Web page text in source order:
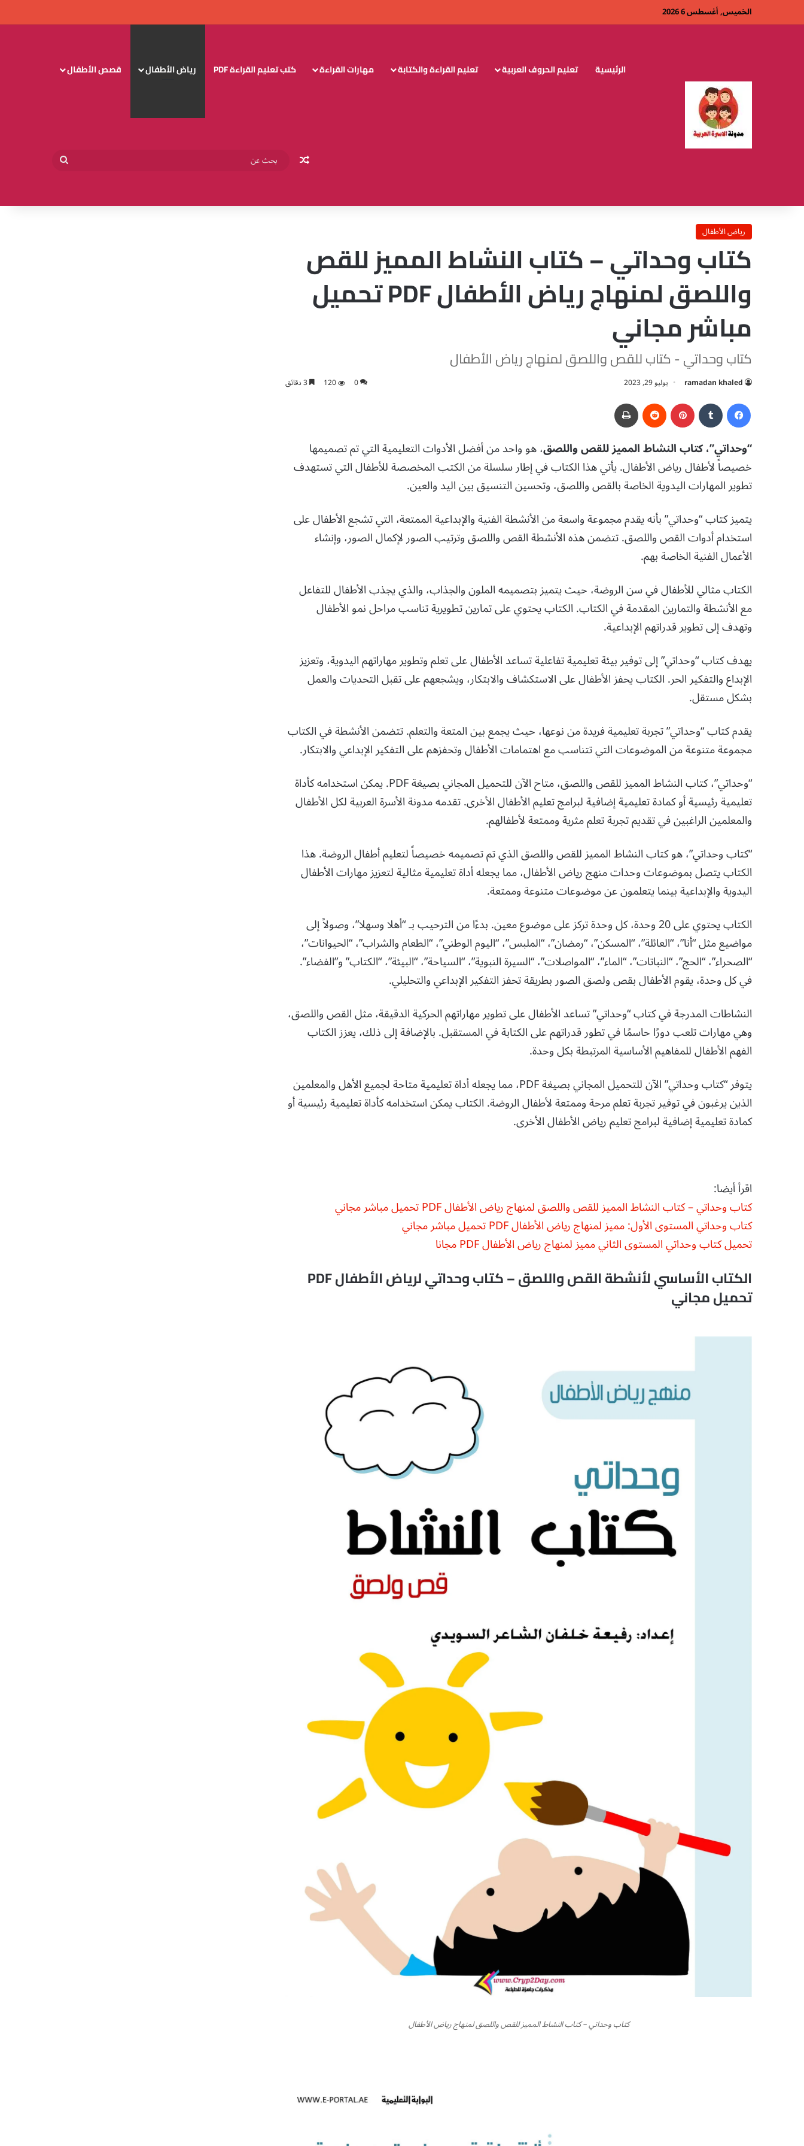
الخميس, أغسطس 6 2026
الرئيسية تعليم الحروف العربية تعليم القراءة والكتابة مهارات القراءة كتب تعليم القراءة PDF رياض الأطفال قصص الأطفال
مقال عشوائي
رياض الأطفال
كتاب وحداتي – كتاب النشاط المميز للقص
واللصق لمنهاج رياض الأطفال PDF تحميل
مباشر مجاني
كتاب وحداتي - كتاب للقص واللصق لمنهاج رياض الأطفال
ramadan khaled يوليو 29, 2023 0
120
بينتيريست
“وحداتي”، كتاب النشاط المميز للقص واللصق، هو واحد من أفضل الأدوات التعليمية التي تم تصميمها
خصيصاً لأطفال رياض الأطفال. يأتي هذا الكتاب في إطار سلسلة من الكتب المخصصة للأطفال التي تستهدف
تطوير المهارات اليدوية الخاصة بالقص واللصق، وتحسين التنسيق بين اليد والعين.
يتميز كتاب “وحداتي” بأنه يقدم مجموعة واسعة من الأنشطة الفنية والإبداعية الممتعة، التي تشجع الأطفال على
استخدام أدوات القص واللصق. تتضمن هذه الأنشطة القص واللصق وترتيب الصور لإكمال الصور، وإنشاء
الأعمال الفنية الخاصة بهم.
الكتاب مثالي للأطفال في سن الروضة، حيث يتميز بتصميمه الملون والجذاب، والذي يجذب الأطفال للتفاعل
مع الأنشطة والتمارين المقدمة في الكتاب. الكتاب يحتوي على تمارين تطويرية تناسب مراحل نمو الأطفال
وتهدف إلى تطوير قدراتهم الإبداعية.
يهدف كتاب “وحداتي” إلى توفير بيئة تعليمية تفاعلية تساعد الأطفال على تعلم وتطوير مهاراتهم اليدوية، وتعزيز
الإبداع والتفكير الحر. الكتاب يحفز الأطفال على الاستكشاف والابتكار، ويشجعهم على تقبل التحديات والعمل
بشكل مستقل.
يقدم كتاب “وحداتي” تجربة تعليمية فريدة من نوعها، حيث يجمع بين المتعة والتعلم. تتضمن الأنشطة في الكتاب
مجموعة متنوعة من الموضوعات التي تتناسب مع اهتمامات الأطفال وتحفزهم على التفكير الإبداعي والابتكار.
“وحداتي”، كتاب النشاط المميز للقص واللصق، متاح الآن للتحميل المجاني بصيغة PDF. يمكن استخدامه كأداة
تعليمية رئيسية أو كمادة تعليمية إضافية لبرامج تعليم الأطفال الأخرى. تقدمه مدونة الأسرة العربية لكل الأطفال
والمعلمين الراغبين في تقديم تجربة تعلم مثرية وممتعة لأطفالهم.
“كتاب وحداتي”، هو كتاب النشاط المميز للقص واللصق الذي تم تصميمه خصيصاً لتعليم أطفال الروضة. هذا
الكتاب يتصل بموضوعات وحدات منهج رياض الأطفال، مما يجعله أداة تعليمية مثالية لتعزيز مهارات الأطفال
اليدوية والإبداعية بينما يتعلمون عن موضوعات متنوعة وممتعة.
الكتاب يحتوي على 20 وحدة، كل وحدة تركز على موضوع معين. بدءًا من الترحيب بـ “أهلا وسهلا”، وصولاً إلى
مواضيع مثل “أنا”، “العائلة”، “المسكن”، “رمضان”، “الملبس”، “اليوم الوطني”، “الطعام والشراب”، “الحيوانات”،
“الصحراء”، “الحج”، “النباتات”، “الماء”، “المواصلات”، “السيرة النبوية”، “السياحة”، “البيئة”، “الكتاب” و”الفضاء”.
في كل وحدة، يقوم الأطفال بقص ولصق الصور بطريقة تحفز التفكير الإبداعي والتحليلي.
النشاطات المدرجة في كتاب “وحداتي” تساعد الأطفال على تطوير مهاراتهم الحركية الدقيقة، مثل القص واللصق،
وهي مهارات تلعب دورًا حاسمًا في تطور قدراتهم على الكتابة في المستقبل. بالإضافة إلى ذلك، يعزز الكتاب
الفهم الأطفال للمفاهيم الأساسية المرتبطة بكل وحدة.
يتوفر “كتاب وحداتي” الآن للتحميل المجاني بصيغة PDF، مما يجعله أداة تعليمية متاحة لجميع الأهل والمعلمين
الذين يرغبون في توفير تجربة تعلم مرحة وممتعة لأطفال الروضة. الكتاب يمكن استخدامه كأداة تعليمية رئيسية أو
كمادة تعليمية إضافية لبرامج تعليم رياض الأطفال الأخرى.
اقرأ أيضا:
كتاب وحداتي – كتاب النشاط المميز للقص واللصق لمنهاج رياض الأطفال PDF تحميل مباشر مجاني
كتاب وحداتي المستوى الأول: مميز لمنهاج رياض الأطفال PDF تحميل مباشر مجاني
تحميل كتاب وحداتي المستوى الثاني مميز لمنهاج رياض الأطفال PDF مجانا
الكتاب الأساسي لأنشطة القص واللصق – كتاب وحداتي لرياض الأطفال PDF
تحميل مجاني
كتاب وحداتي – كتاب النشاط المميز للقص واللصق لمنهاج رياض الأطفال